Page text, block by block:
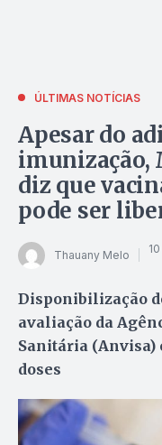
ÚLTIMAS NOTÍCIAS
Apesar do
imunização,
diz que
pode ser
Thauany Melo
Disponibilização
avaliação da
Sanitária (Anvisa)
doses